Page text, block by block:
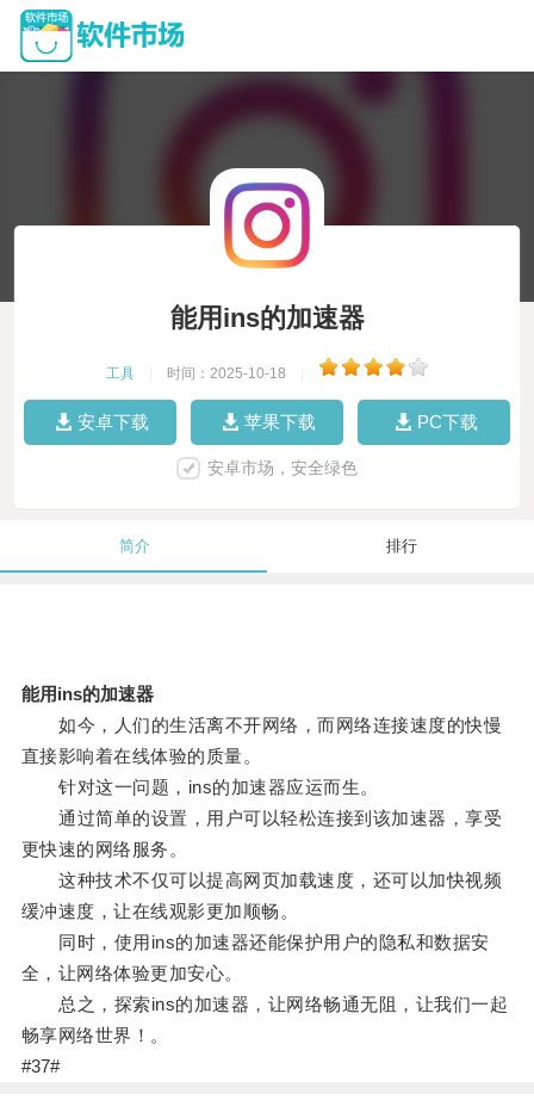
能用ins的加速器
工具 时间：2025-10-18
安卓下载 苹果下载 PC下载
安卓市场，安全绿色
简介 排行
能用ins的加速器
如今，人们的生活离不开网络，而网络连接速度的快慢
直接影响着在线体验的质量。
针对这一问题，ins的加速器应运而生。
通过简单的设置，用户可以轻松连接到该加速器，享受
更快速的网络服务。
这种技术不仅可以提高网页加载速度，还可以加快视频
缓冲速度，让在线观影更加顺畅。
同时，使用ins的加速器还能保护用户的隐私和数据安
全，让网络体验更加安心。
总之，探索ins的加速器，让网络畅通无阻，让我们一起
畅享网络世界！。
#37#